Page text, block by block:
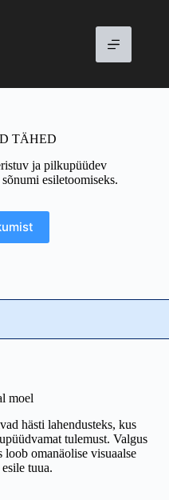
TÄHED
ja pilkupüüdev
esiletoomiseks.
moel
hästi lahendusteks, kus
tulemust. Valgus
omanäolise visuaalse
tuua.